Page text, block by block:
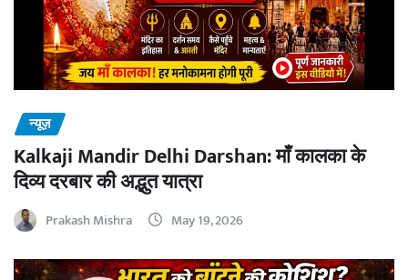
न्यूज़
Kalkaji Mandir Delhi Darshan: माँ कालका के
दिव्य दरबार की अद्भुत यात्रा
Prakash Mishra May 19, 2026